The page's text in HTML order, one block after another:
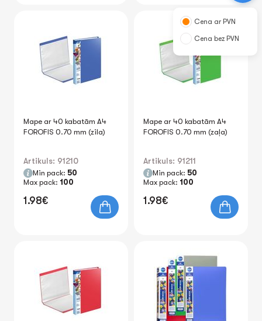
Mape ar 40 kabatām A4
FOROFIS 0.70 mm (zila)
Artikuls: 91210
Min pack: 50
Max pack: 100
1.98€
Mape ar 40 kabatām A4
FOROFIS 0.70 mm (zaļa)
Artikuls: 91211
Min pack: 50
Max pack: 100
1.98€
Cena ar PVN
Cena bez PVN